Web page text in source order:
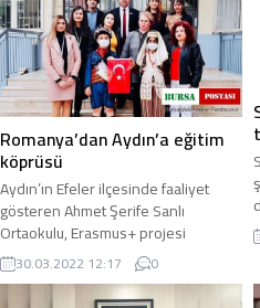
Romanya’dan Aydın’a eğitim
köprüsü
Aydın’ın Efeler ilçesinde faaliyet
gösteren Ahmet Şerife Sanlı
Ortaokulu, Erasmus+ projesi
çerçevesinde Romanya’dan gelen
misafirlerini ağırladı ...
30.03.2022 12:17 0